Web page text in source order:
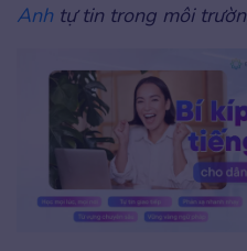
Anhtự tin trong môi